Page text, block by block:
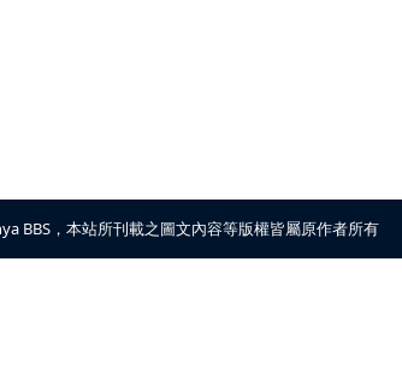
BBS，本站所刊載之圖文內容等版權皆屬原作者所有